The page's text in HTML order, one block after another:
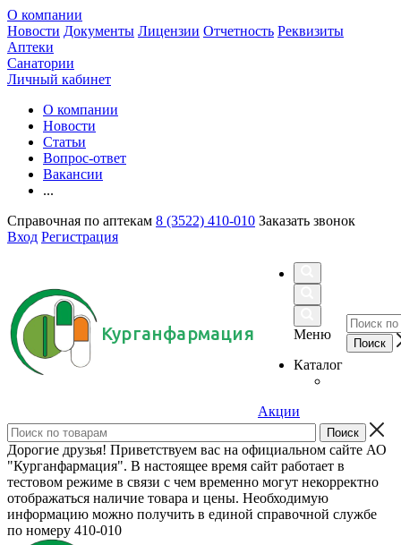
О компании
Новости Документы Лицензии Отчетность Реквизиты
Аптеки
Санатории
Личный кабинет
О компании
Новости
Статьи
Вопрос-ответ
Вакансии
...
Справочная по аптекам 8 (3522) 410-010 Заказать звонок
Вход Регистрация
Курганфармация
Меню
Каталог
Акции
Дорогие друзья! Приветствуем вас на официальном сайте АО
"Курганфармация". В настоящее время сайт работает в
тестовом режиме в связи с чем временно могут некорректно
отображаться наличие товара и цены. Необходимую
информацию можно получить в единой справочной службе
по номеру 410-010